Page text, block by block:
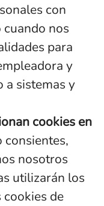
con
nos
para
y
a sistemas y
cookies en
consientes,
nosotros
utilizarán los
de